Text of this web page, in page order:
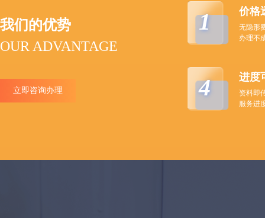
我们的优势
OUR ADVANTAGE
立即咨询办理
1 价格
无隐形
办理不
4 进度
资料即
服务进